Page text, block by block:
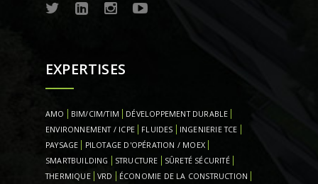
EXPERTISES
AMO BIM/CIM/TIM
DÉVELOPPEMENT DURABLE
ENVIRONNEMENT / ICPE
FLUIDES
INGENIERIE TCE
PAYSAGE
PILOTAGE D'OPÉRATION / MOEX
SMARTBUILDING
STRUCTURE
SÛRETÉ SÉCURITÉ
THERMIQUE
VRD ÉCONOMIE DE LA CONSTRUCTION